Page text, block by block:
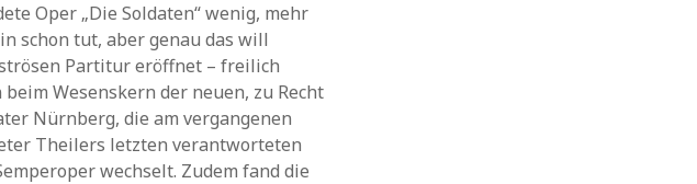
Oper „Die Soldaten“ wenig, mehr
schon tut, aber genau das will
Partitur eröffnet – freilich
Wesenskern der neuen, zu Recht
Nürnberg, die am vergangenen
Theilers letzten verantworteten
wechselt. Zudem fand die